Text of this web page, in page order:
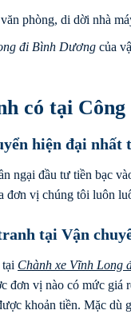
phòng, di dời nhà
đi Bình Dươngcủa
có tại
hiện đại
ngại đầu tư tiền bạc
đơn vị chúng tôi luôn
tại Vận
Chành xe Vĩnh Long
đơn vị nào có mức giá
khoản tiền. Mặc dù